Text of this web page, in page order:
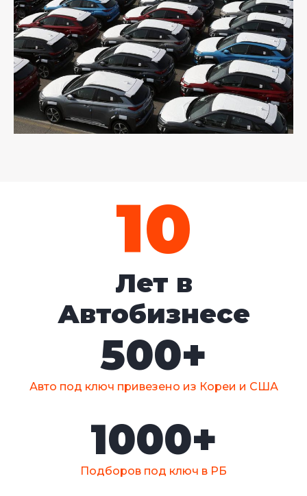
10
Лет в
Автобизнесе
Авто под ключ привезено из Кореи и США
500+
Подборов под ключ в РБ
1000+